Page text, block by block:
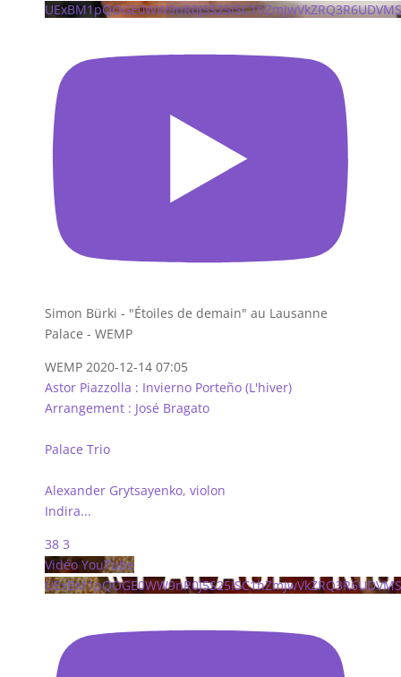
Simon Bürki - "Étoiles de demain" au Lausanne
Palace - WEMP
WEMP 2020-12-14 07:05
Astor Piazzolla : Invierno Porteño (L'hiver)
Arrangement : José Bragato
Palace Trio
Alexander Grytsayenko, violon
Indira...
38 3
Vidéo YouTube